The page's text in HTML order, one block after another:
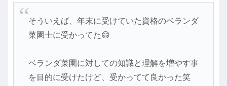
そういえば、年末に受けていた資格のベランダ
菜園士に受かってた😄
ベランダ菜園に対しての知識と理解を増やす事
を目的に受けたけど、受かってて良かった笑